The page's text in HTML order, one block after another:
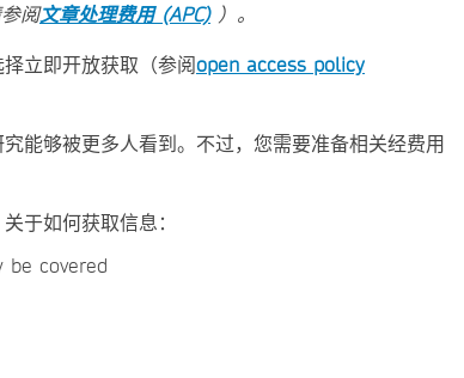
阅文章处理费用 (APC)）。
立即开放获取（参阅open access policy
能够被更多人看到。不过，您需要准备相关经费用
于如何获取信息：
be covered